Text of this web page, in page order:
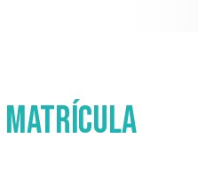
matrícula